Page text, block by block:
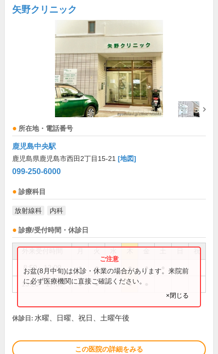
矢野クリニック
所在地・電話番号
鹿児島中央駅
鹿児島県鹿児島市西田2丁目15-21 [地図]
099-250-6000
診療科目
放射線科 内科
診療/受付時間・休診日
祝
8:50～12:00 ● ● ● ●
13:20～17:00 ● ● ●
お盆(8月中旬)は休診・休業の場合があります。来院前
に必ず医療機関に直接ご確認ください。
×閉じる
休診日: 水曜、日曜、祝日、土曜午後
この医院の詳細をみる